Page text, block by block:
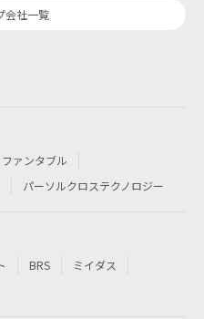
会社一覧
ファンタブル
パーソルクロステクノロジー
BRS
ミイダス